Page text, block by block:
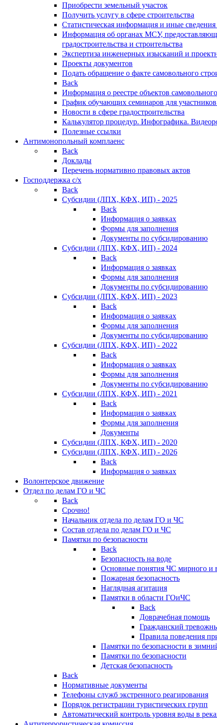
Приобрести земельный участок
Получить услугу в сфере строительства
Статистическая информация и иные сведения
Информация об органах МСУ,
градостроительства и строительства
Экспертиза инженерных изысканий и
Проекты документов
Подать обращение о факте самовольного
Back
Информация о реестре объектов
График обучающих семинаров для участников
Новости в сфере градостроительства
Калькулятор процедур. Инфографика.
Полезные ссылки
Антимонопольный комплаенс
Back
Доклады
Перечень нормативно правовых актов
Господдержка с/х
Back
Субсидии (ЛПХ, КФХ, ИП) - 2025
Back
Информация о заявках
Формы для заполнения
Документы по субсидированию
Субсидии (ЛПХ, КФХ, ИП) - 2024
Back
Информация о заявках
Формы для заполнения
Документы по субсидированию
Субсидии (ЛПХ, КФХ, ИП) - 2023
Back
Информация о заявках
Формы для заполнения
Документы по субсидированию
Субсидии (ЛПХ, КФХ, ИП) - 2022
Back
Информация о заявках
Формы для заполнения
Документы по субсидированию
Субсидии (ЛПХ, КФХ, ИП) - 2021
Back
Информация о заявках
Формы для заполнения
Документы
Субсидии (ЛПХ, КФХ, ИП) - 2020
Субсидии (ЛПХ, КФХ, ИП) - 2026
Back
Информация о заявках
Волонтерское движение
Отдел по делам ГО и ЧС
Back
Срочно!
Начальник отдела по делам ГО и ЧС
Состав отдела по делам ГО и ЧС
Памятки по безопасности
Back
Безопасность на воде
Основные понятия ЧС мирного и
Пожарная безопасность
Наглядная агитация
Памятки в области ГОиЧС
Back
Доврачебная помощь
Гражданский
Правила поведения
Памятки по безопасности в
Памятки по безопасности
Детская безопасность
Back
Нормативные документы
Телефоны служб экстренного реагирования
Порядок регистрации туристических групп
Автоматический контроль уровня воды в